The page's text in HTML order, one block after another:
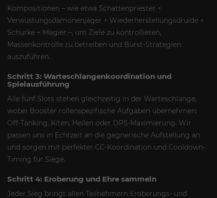
Kompositionen – wie etwa Schattenpriester +
Verwüstungsdämonenjäger + Wiederherstellungsdruide +
Schurke + Magier –, um Ziele zu kontrollieren,
Massenkontrolle zu betreiben und Burst-Strategien
auszuführen.
Schritt 3: Warteschlangenkoordination und
Spielausführung
Alle fünf Slots stehen gleichzeitig in der Warteschlange,
wobei Booster rollenspezifische Aufgaben übernehmen:
Off-Tanking, Kiten, Heilen oder DPS-Maximierung. Wir
passen uns in Echtzeit an die gegnerische Aufstellung an
und sorgen mit perfekter CC-Koordination und Cooldown-
Timing für Siege.
Schritt 4: Eroberung und Ehre sammeln
Jeder Sieg bringt allen Teilnehmern Eroberungs- und